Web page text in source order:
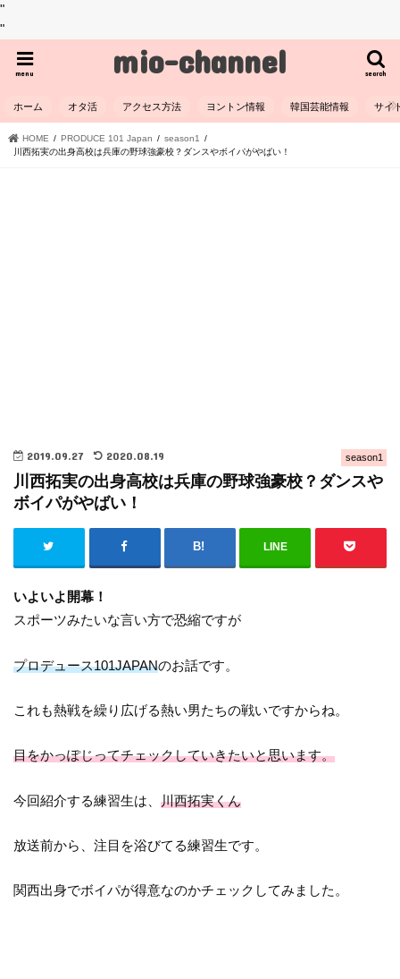
"
"
mio-channel search
menu
ホーム オタ活 アクセス方法 ヨントン情報 韓国芸能情報 サイ
HOME PRODUCE 101 Japan
season1
川西拓実の出身高校は兵庫の野球強豪校？ダンスやボイパがやばい！
season1
2019.09.27 2020.08.19
川西拓実の出身高校は兵庫の野球強豪校？ダンスや
ボイパがやばい！
LINE
いよいよ開幕！
スポーツみたいな言い方で恐縮ですが
プロデュース101JAPANのお話です。
これも熱戦を繰り広げる熱い男たちの戦いですからね。
目をかっぽじってチェックしていきたいと思います。
今回紹介する練習生は、川西拓実くん
放送前から、注目を浴びてる練習生です。
関西出身でボイパが得意なのかチェックしてみました。